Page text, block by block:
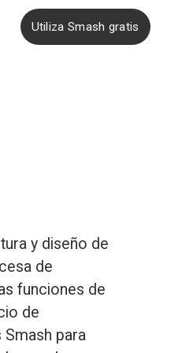
Utiliza Smash gratis
y diseño de
de
funciones de
de
para